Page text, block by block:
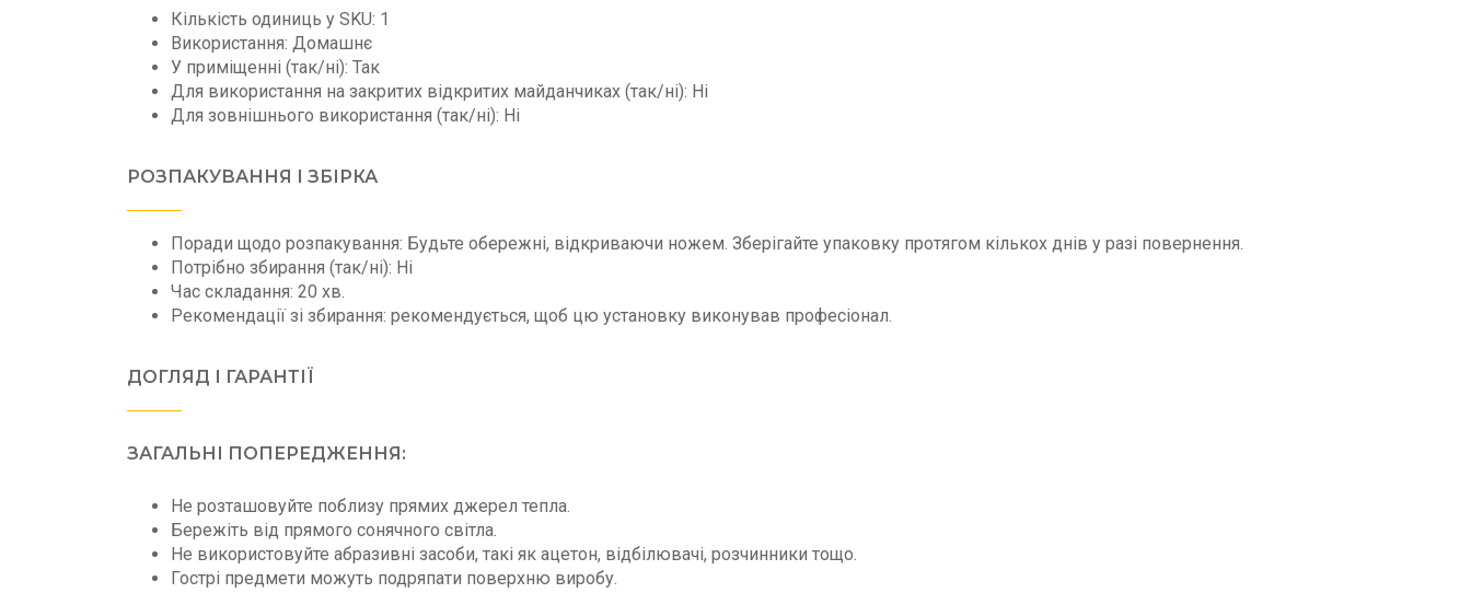
Кількість одиниць у SKU: 1
Використання: Домашнє
У приміщенні (так/ні): Так
Для використання на закритих відкритих майданчиках (так/ні): Ні
Для зовнішнього використання (так/ні): Ні
РОЗПАКУВАННЯ І ЗБІРКА
Поради щодо розпакування: Будьте обережні, відкриваючи ножем. Зберігайте упаковку протягом кількох днів у разі повернення.
Потрібно збирання (так/ні): Ні
Час складання: 20 хв.
Рекомендації зі збирання: рекомендується, щоб цю установку виконував професіонал.
ДОГЛЯД І ГАРАНТІЇ
ЗАГАЛЬНІ ПОПЕРЕДЖЕННЯ:
Не розташовуйте поблизу прямих джерел тепла.
Бережіть від прямого сонячного світла.
Не використовуйте абразивні засоби, такі як ацетон, відбілювачі, розчинники тощо.
Гострі предмети можуть подряпати поверхню виробу.